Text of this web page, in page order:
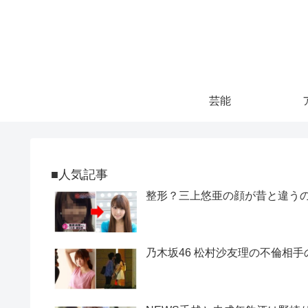
芸能
■人気記事
整形？三上悠亜の顔が昔と違う
乃木坂46 松村沙友理の不倫相